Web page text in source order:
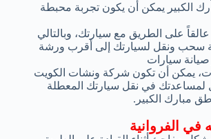
الفروانية
الكبير يمكن أن يكون تجربة محبطة
على الطريق مع سيارتك، وبالتالي
سحب ونقل لسيارتك إلى أقرب ورشة
صيانة سيارات
يمكن أن تكون شركة ونشات الكويت
لمساعدتك في نقل سيارتك المعطلة
مبارك الكبير.